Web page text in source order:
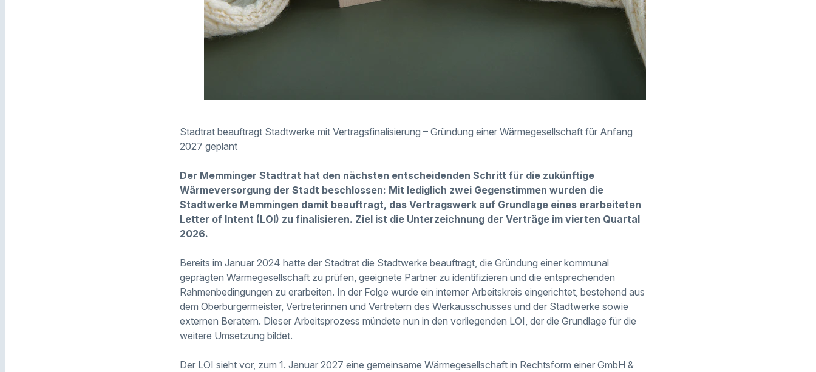
Stadtrat beauftragt Stadtwerke mit Vertragsfinalisierung – Gründung einer Wärmegesellschaft für Anfang
2027 geplant
Der Memminger Stadtrat hat den nächsten entscheidenden Schritt für die zukünftige
Wärmeversorgung der Stadt beschlossen: Mit lediglich zwei Gegenstimmen wurden die
Stadtwerke Memmingen damit beauftragt, das Vertragswerk auf Grundlage eines erarbeiteten
Letter of Intent (LOI) zu finalisieren. Ziel ist die Unterzeichnung der Verträge im vierten Quartal
2026.
Bereits im Januar 2024 hatte der Stadtrat die Stadtwerke beauftragt, die Gründung einer kommunal
geprägten Wärmegesellschaft zu prüfen, geeignete Partner zu identifizieren und die entsprechenden
Rahmenbedingungen zu erarbeiten. In der Folge wurde ein interner Arbeitskreis eingerichtet, bestehend aus
dem Oberbürgermeister, Vertreterinnen und Vertretern des Werkausschusses und der Stadtwerke sowie
externen Beratern. Dieser Arbeitsprozess mündete nun in den vorliegenden LOI, der die Grundlage für die
weitere Umsetzung bildet.
Der LOI sieht vor, zum 1. Januar 2027 eine gemeinsame Wärmegesellschaft in Rechtsform einer GmbH &